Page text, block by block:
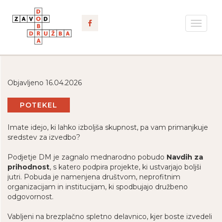
Toggle
Objavljeno 16.04.2026
POTEKEL
Imate idejo, ki lahko izboljša skupnost, pa vam primanjkuje
sredstev za izvedbo?
Podjetje DM je zagnalo mednarodno pobudo Navdih za
prihodnost, s katero podpira projekte, ki ustvarjajo boljši
jutri. Pobuda je namenjena društvom, neprofitnim
organizacijam in institucijam, ki spodbujajo družbeno
odgovornost.
Vabljeni na brezplačno spletno delavnico, kjer boste izvedeli